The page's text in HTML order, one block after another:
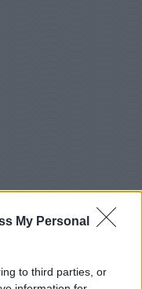
My Personal
to third parties, or